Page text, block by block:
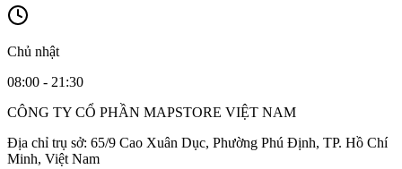
Chủ nhật
08:00 - 21:30
CÔNG TY CỔ PHẦN MAPSTORE VIỆT NAM
Địa chỉ trụ sở: 65/9 Cao Xuân Dục, Phường Phú Định, TP. Hồ Chí
Minh, Việt Nam